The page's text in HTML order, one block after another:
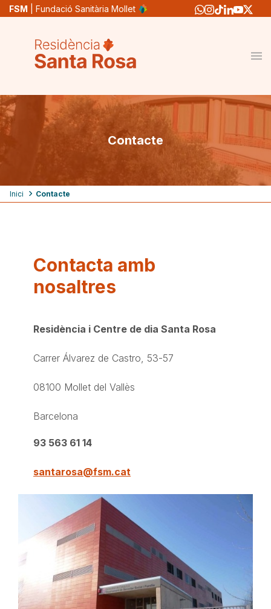
Vés
contingut
FSM | Fundació Sanitària Mollet
Contacte
Fil
Inici Contacte
Contacta amb
nosaltres
Residència i Centre de dia Santa Rosa
Carrer Álvarez de Castro, 53-57
08100 Mollet del Vallès
Barcelona
93 563 61 14
santarosa@fsm.cat